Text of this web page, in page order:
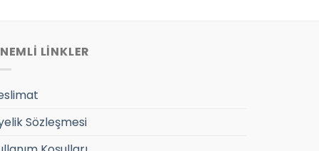
LİNKLER
Sözleşmesi